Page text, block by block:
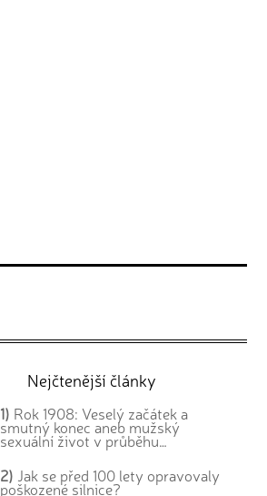
Nejčtenější články
1) Rok 1908: Veselý začátek a
smutný konec aneb mužský
sexuální život v průběhu…
2) Jak se před 100 lety opravovaly
poškozené silnice?